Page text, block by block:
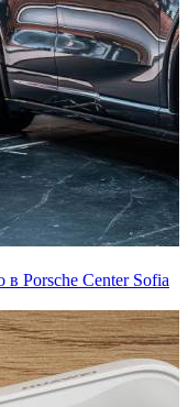
Porsche Center Sofia